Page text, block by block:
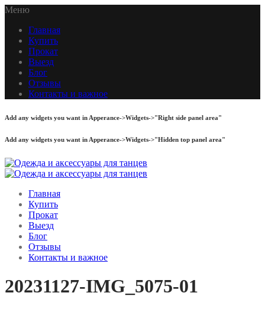
Меню
Главная
Купить
Прокат
Выезд
Блог
Отзывы
Контакты и важное
Add any widgets you want in Apperance->Widgets->"Right side panel area"
Add any widgets you want in Apperance->Widgets->"Hidden top panel area"
Главная
Купить
Прокат
Выезд
Блог
Отзывы
Контакты и важное
20231127-IMG_5075-01